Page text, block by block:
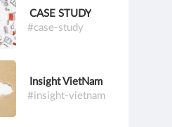
CASE STUDY
#case-study
Insight VietNam
#insight-vietnam